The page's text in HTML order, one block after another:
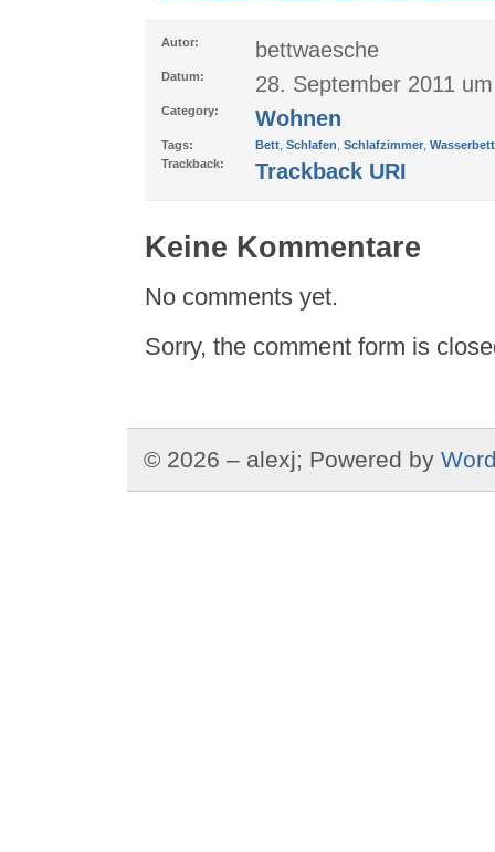
Autor: bettwaesche
Datum: 28. September 2011
Category: Wohnen
Tags: Bett, Schlafen Schlafzimmer, Wasserbett
Trackback:
Trackback URI
Keine Kommentare
No comments yet.
Sorry, the comment form is
© 2026 – alexj; Powered by